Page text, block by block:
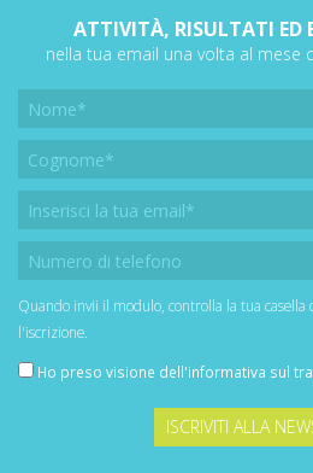
ATTIVITÀ, RISULTATI ED
nella tua email una volta al mese
Quando invii il modulo, controlla la tua casella
l'iscrizione.
Ho preso visione dell'informativa sul
ISCRIVITI ALLA